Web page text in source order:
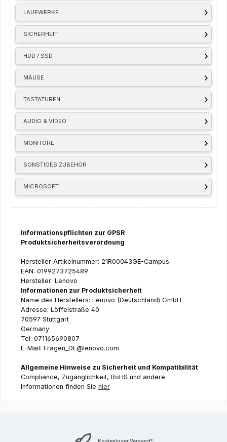
LAUFWERKE
SICHERHEIT
HDD / SSD
MÄUSE
TASTATUREN
AUDIO & VIDEO
MONITORE
SONSTIGES ZUBEHÖR
MICROSOFT
Informationspflichten zur GPSR
Produktsicherheitsverordnung
Hersteller Artikelnummer: 21R00043GE-Campus
EAN: 0199273725489
Hersteller: Lenovo
Informationen zur Produktsicherheit
Name des Herstellers: Lenovo (Deutschland) GmbH
Adresse: Löffelstraße 40
70597 Stuttgart
Germany
Tel: 071165690807
E-Mail: Fragen_DE@lenovo.com
Allgemeine Hinweise zu Sicherheit und Kompatibilität
Compliance, Zugänglichkeit, RoHS und andere
Informationen finden Sie hier
Kostenloser Versand*